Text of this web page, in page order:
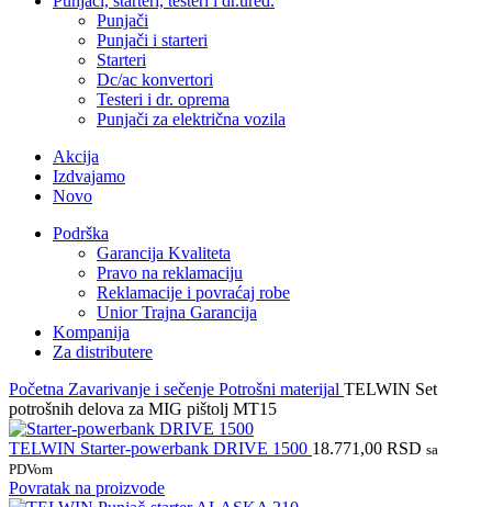
Punjači
Punjači i starteri
Starteri
Dc/ac konvertori
Testeri i dr. oprema
Punjači za električna vozila
Akcija
Izdvajamo
Novo
Podrška
Garancija Kvaliteta
Pravo na reklamaciju
Reklamacije i povraćaj robe
Unior Trajna Garancija
Kompanija
Za distributere
Početna Zavarivanje i sečenje Potrošni materijal TELWIN Set
potrošnih delova za MIG pištolj MT15
TELWIN Starter-powerbank DRIVE 1500 18.771,00 RSD sa
PDVom
Povratak na proizvode